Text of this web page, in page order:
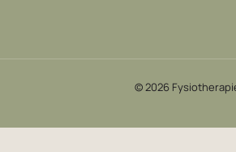
© 2026